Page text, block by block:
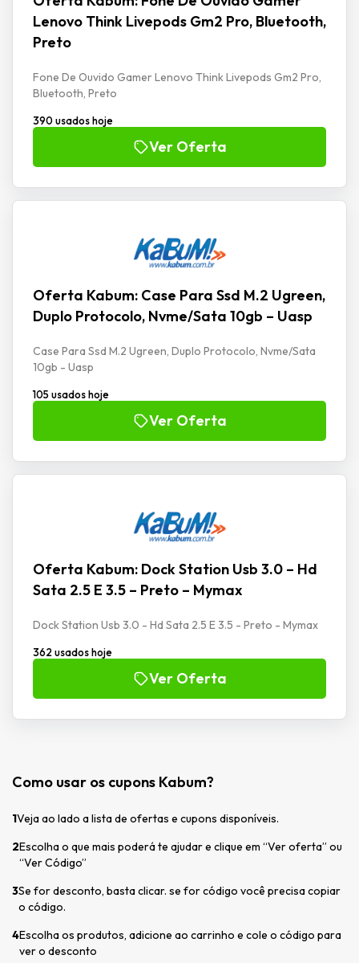
Lenovo Think Livepods Gm2 Pro, Bluetooth,
Preto
Fone De Ouvido Gamer Lenovo Think Livepods Gm2 Pro,
Bluetooth, Preto
390 usados hoje
Ver Oferta
Oferta Kabum: Case Para Ssd M.2 Ugreen,
Duplo Protocolo, Nvme/Sata 10gb – Uasp
Case Para Ssd M.2 Ugreen, Duplo Protocolo, Nvme/Sata
10gb - Uasp
105 usados hoje
Ver Oferta
Oferta Kabum: Dock Station Usb 3.0 – Hd
Sata 2.5 E 3.5 – Preto – Mymax
Dock Station Usb 3.0 - Hd Sata 2.5 E 3.5 - Preto - Mymax
362 usados hoje
Ver Oferta
Como usar os cupons Kabum?
1Veja ao lado a lista de ofertas e cupons disponíveis.
2Escolha o que mais poderá te ajudar e clique em “Ver oferta” ou
“Ver Código”
3Se for desconto, basta clicar. se for código você precisa copiar
o código.
4Escolha os produtos, adicione ao carrinho e cole o código para
ver o desconto